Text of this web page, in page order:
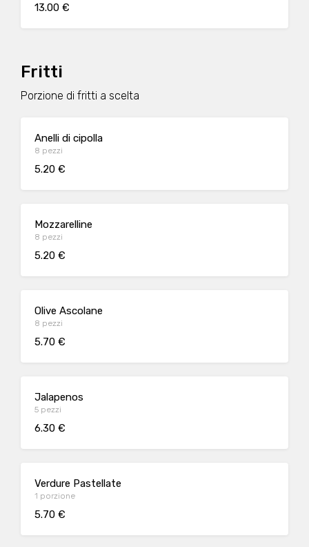
13.00 €
Fritti
Porzione di fritti a scelta
Anelli di cipolla
8 pezzi
5.20 €
Mozzarelline
8 pezzi
5.20 €
Olive Ascolane
8 pezzi
5.70 €
Jalapenos
5 pezzi
6.30 €
Verdure Pastellate
1 porzione
5.70 €